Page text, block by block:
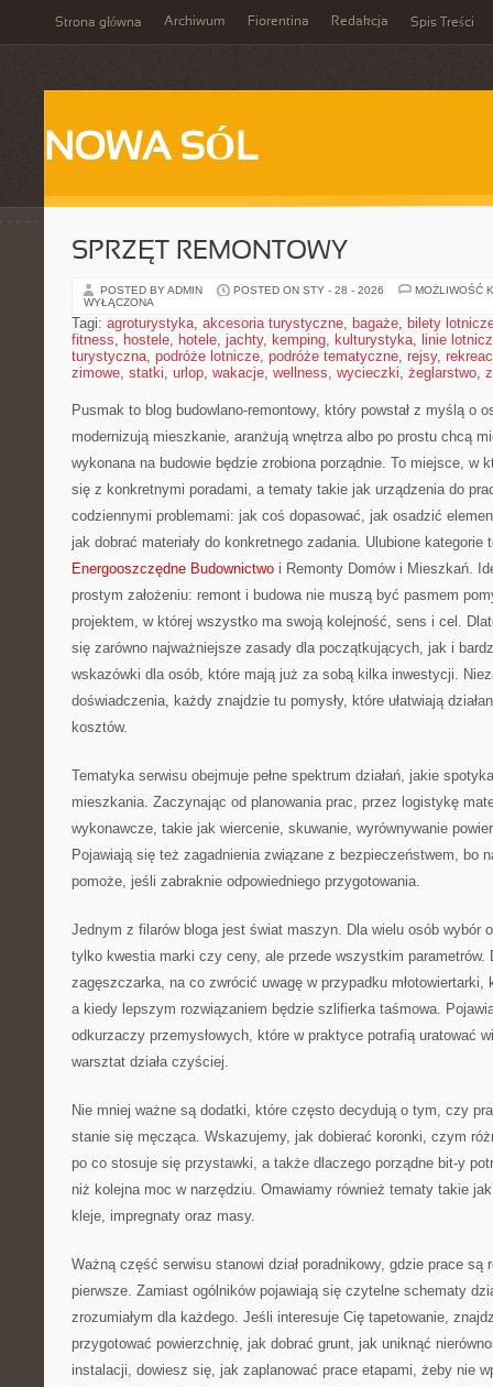
Strona główna Archiwum Fiorentina Redakcja Spis Treści
NOWA SÓL
SPRZĘT REMONTOWY
POSTED BY ADMIN POSTED ON STY - 28 - 2026
MOŻLIWOŚĆ
WYŁĄCZONA
Tagi: agroturystyka, akcesoria turystyczne, bagaże, bilety
fitness, hostele, hotele, jachty, kemping, kulturystyka, linie
turystyczna, podróże lotnicze, podróże tematyczne, rejsy,
zimowe, statki, urlop, wakacje, wellness, wycieczki, żeglarstwo,
Pusmak to blog budowlano-remontowy, który powstał z myślą o
modernizują mieszkanie, aranżują wnętrza albo po prostu chcą
wykonana na budowie będzie zrobiona porządnie. To miejsce, w
się z konkretnymi poradami, a tematy takie jak urządzenia do
codziennymi problemami: jak coś dopasować, jak osadzić
jak dobrać materiały do konkretnego zadania. Ulubione kategorie
Energooszczędne Budownictwo i Remonty Domów i Mieszkań.
prostym założeniu: remont i budowa nie muszą być pasmem
projektem, w której wszystko ma swoją kolejność, sens i cel.
się zarówno najważniejsze zasady dla początkujących, jak i
wskazówki dla osób, które mają już za sobą kilka inwestycji.
doświadczenia, każdy znajdzie tu pomysły, które ułatwiają
kosztów.
Tematyka serwisu obejmuje pełne spektrum działań, jakie
mieszkania. Zaczynając od planowania prac, przez logistykę
wykonawcze, takie jak wiercenie, skuwanie, wyrównywanie
Pojawiają się też zagadnienia związane z bezpieczeństwem, bo
pomoże, jeśli zabraknie odpowiedniego przygotowania.
Jednym z filarów bloga jest świat maszyn. Dla wielu osób wybór
tylko kwestia marki czy ceny, ale przede wszystkim parametrów.
zagęszczarka, na co zwrócić uwagę w przypadku
a kiedy lepszym rozwiązaniem będzie szlifierka taśmowa.
odkurzaczy przemysłowych, które w praktyce potrafią uratować
warsztat działa czyściej.
Nie mniej ważne są dodatki, które często decydują o tym, czy
stanie się męcząca. Wskazujemy, jak dobierać koronki, czym
po co stosuje się przystawki, a także dlaczego porządne bit-y
niż kolejna moc w narzędziu. Omawiamy również tematy takie
kleje, impregnaty oraz masy.
Ważną część serwisu stanowi dział poradnikowy, gdzie prace są
pierwsze. Zamiast ogólników pojawiają się czytelne schematy
zrozumiałym dla każdego. Jeśli interesuje Cię tapetowanie,
przygotować powierzchnię, jak dobrać grunt, jak uniknąć
instalacji, dowiesz się, jak zaplanować prace etapami, żeby nie